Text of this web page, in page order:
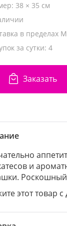
38 × 35 см
в пределах
за сутки: 4
Заказать
и
этот товар